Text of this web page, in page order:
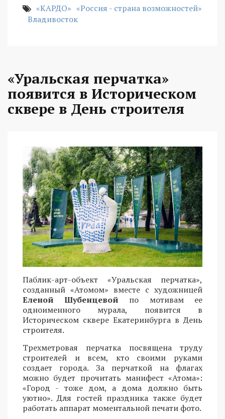
«КАРДО» «Россия - страна возможностей»
Владивосток
«Уральская перчатка»
появится в Историческом
сквере в День строителя
Паблик-арт-объект «Уральская перчатка»,
созданный «Атомом» вместе с художницей
Еленой Шубенцевой по мотивам ее
одноименного мурала, появится в
Историческом сквере Екатеринбурга в День
строителя.
Трехметровая перчатка посвящена труду
строителей и всем, кто своими руками
создает города. За перчаткой на флагах
можно будет прочитать манифест «Атома»:
«Город - тоже дом, а дома должно быть
уютно». Для гостей праздника также будет
работать аппарат моментальной печати фото.